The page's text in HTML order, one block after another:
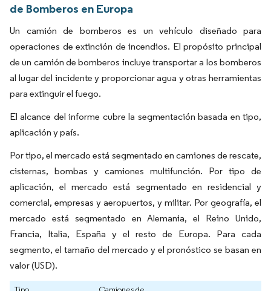
de Bomberos en Europa
Un camión de bomberos es un vehículo diseñado para
operaciones de extinción de incendios. El propósito principal
de un camión de bomberos incluye transportar a los bomberos
al lugar del incidente y proporcionar agua y otras herramientas
para extinguir el fuego.
El alcance del informe cubre la segmentación basada en tipo,
aplicación y país.
Por tipo, el mercado está segmentado en camiones de rescate,
cisternas, bombas y camiones multifunción. Por tipo de
aplicación, el mercado está segmentado en residencial y
comercial, empresas y aeropuertos, y militar. Por geografía, el
mercado está segmentado en Alemania, el Reino Unido,
Francia, Italia, España y el resto de Europa. Para cada
segmento, el tamaño del mercado y el pronóstico se basan en
valor (USD).